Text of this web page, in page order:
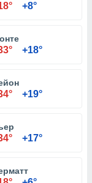
+8°
+18°
+19°
+17°